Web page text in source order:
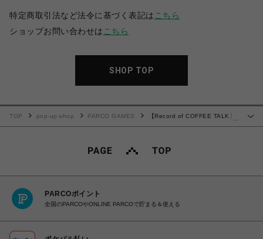
特定商取引法など法令に基づく表記は こちら
ショップお問い合わせは こちら
SHOP TOP
…
TOP pop-up-shop PARCO GAMES
【Record of COFFEE TALK】
PARCOポイント
全国のPARCOやONLINE PARCOで貯まる＆使える